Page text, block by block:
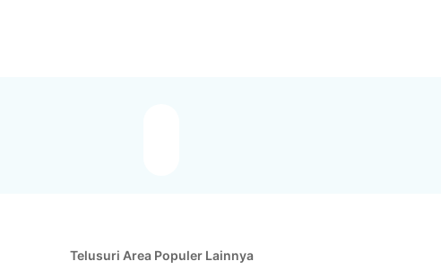
Telusuri Area Populer Lainnya